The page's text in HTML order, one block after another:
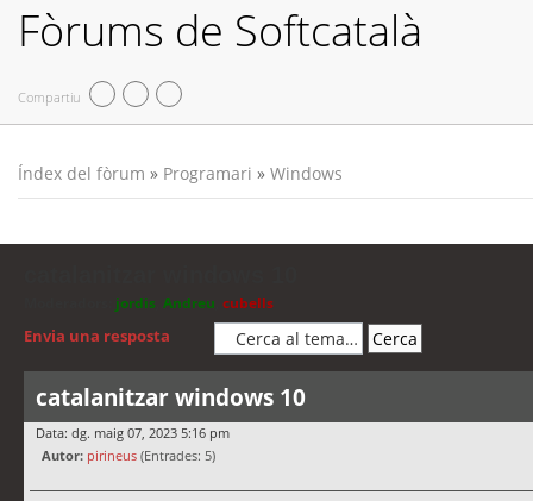
Fòrums de Softcatalà
Compartiu
Índex del fòrum » Programari » Windows
jordis Andreu cubells
Envia una resposta
catalanitzar windows 10
Data: dg. maig 07, 2023 5:16 pm
Autor: pirineus (Entrades: 5)